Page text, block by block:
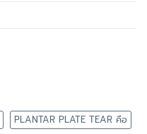
PLANTAR PLATE TEAR คือ